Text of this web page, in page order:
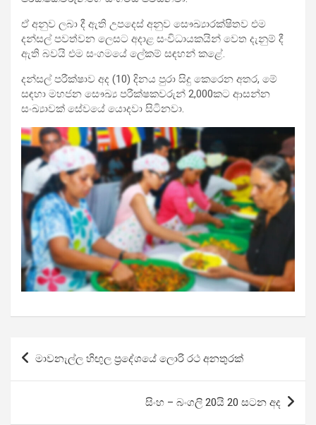
ඒ අනුව ලබා දී ඇති උපදෙස් අනුව සෞඛ්‍යාරක්ෂිතව එම
දන්සල් පවත්වන ලෙසට අදාළ සංවිධායකයින් වෙත දැනුම් දී
ඇති බවයි එම සංගමයේ ලේකම් සඳහන් කළේ.
දන්සල් පරීක්ෂාව අද (10) දිනය පුරා සිදු කෙරෙන අතර, මේ
සඳහා මහජන සෞඛ්‍ය පරීක්ෂකවරුන් 2,000කට ආසන්න
සංඛ්‍යාවක් සේවයේ යොදවා සිටිනවා.
Post
navigation
මාවනැල්ල හිඟුල ප්‍රදේශයේ ලොරි රථ අනතුරක්
සිංහ – බංගලි 20යි 20 සටන අද